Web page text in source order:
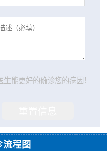
能更好的确诊您的病因！
程图